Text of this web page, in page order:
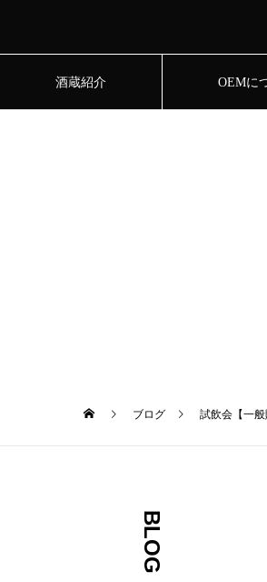
酒蔵紹介 OEMに
ブログ 試飲会【一般
BLOG